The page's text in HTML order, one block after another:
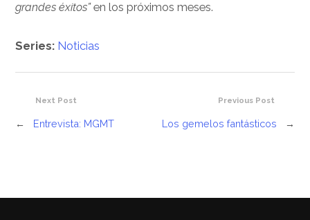
grandes éxitos”en los próximos meses.
Series: Noticias
Previous Post
Los gemelos fantásticos →
Next Post
← Entrevista: MGMT